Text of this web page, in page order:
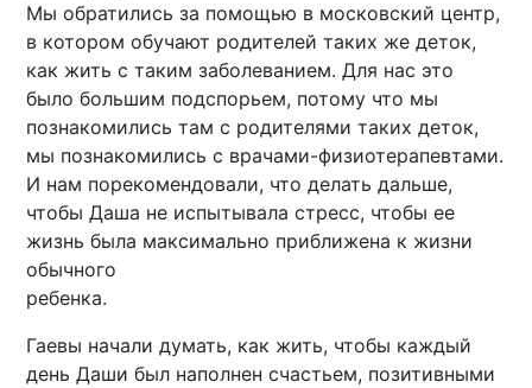
Мы обратились за помощью в московский центр,
в котором обучают родителей таких же деток,
как жить с таким заболеванием. Для нас это
было большим подспорьем, потому что мы
познакомились там с родителями таких деток,
мы познакомились с врачами-физиотерапевтами.
И нам порекомендовали, что делать дальше,
чтобы Даша не испытывала стресс, чтобы ее
жизнь была максимально приближена к жизни
обычного
ребенка.
Гаевы начали думать, как жить, чтобы каждый
день Даши был наполнен счастьем, позитивными